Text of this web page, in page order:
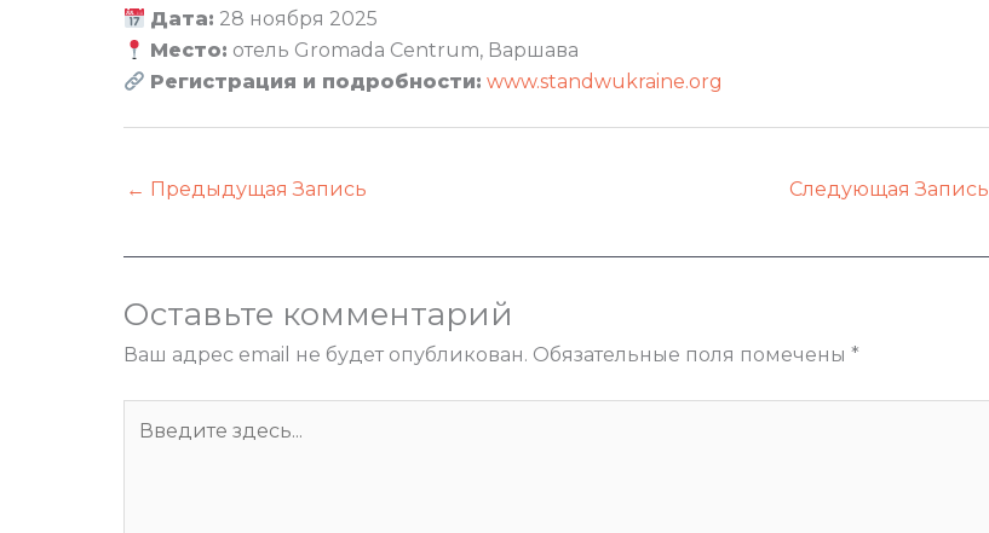
Дата: 28 ноября 2025
Место: отель Gromada Centrum, Варшава
Регистрация и подробности: www.standwukraine.org
← Предыдущая Запись Следующая Запись
Оставьте комментарий
Ваш адрес email не будет опубликован. Обязательные поля помечены *
здесь...